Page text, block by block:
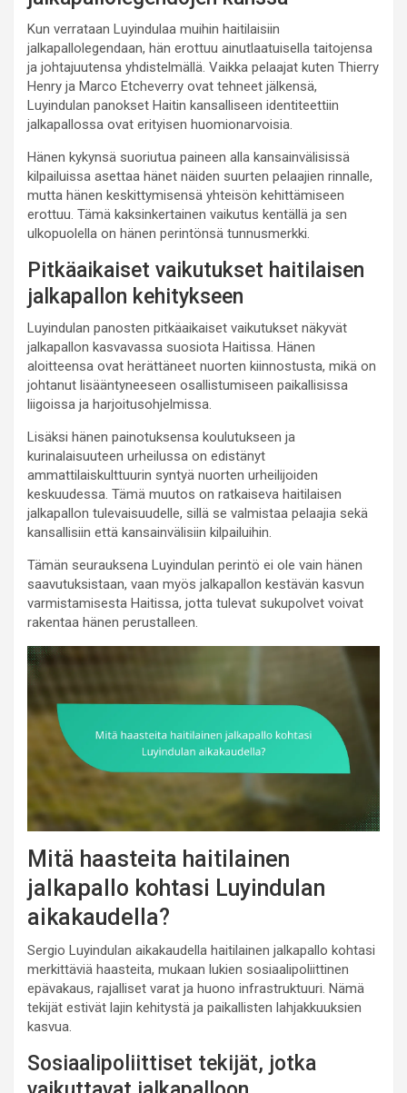
Kun verrataan Luyindulaa muihin haitilaisiin
jalkapallolegendaan, hän erottuu ainutlaatuisella taitojensa
ja johtajuutensa yhdistelmällä. Vaikka pelaajat kuten Thierry
Henry ja Marco Etcheverry ovat tehneet jälkensä,
Luyindulan panokset Haitin kansalliseen identiteettiin
jalkapallossa ovat erityisen huomionarvoisia.
Hänen kykynsä suoriutua paineen alla kansainvälisissä
kilpailuissa asettaa hänet näiden suurten pelaajien rinnalle,
mutta hänen keskittymisensä yhteisön kehittämiseen
erottuu. Tämä kaksinkertainen vaikutus kentällä ja sen
ulkopuolella on hänen perintönsä tunnusmerkki.
Pitkäaikaiset vaikutukset haitilaisen
jalkapallon kehitykseen
Luyindulan panosten pitkäaikaiset vaikutukset näkyvät
jalkapallon kasvavassa suosiota Haitissa. Hänen
aloitteensa ovat herättäneet nuorten kiinnostusta, mikä on
johtanut lisääntyneeseen osallistumiseen paikallisissa
liigoissa ja harjoitusohjelmissa.
Lisäksi hänen painotuksensa koulutukseen ja
kurinalaisuuteen urheilussa on edistänyt
ammattilaiskulttuurin syntyä nuorten urheilijoiden
keskuudessa. Tämä muutos on ratkaiseva haitilaisen
jalkapallon tulevaisuudelle, sillä se valmistaa pelaajia sekä
kansallisiin että kansainvälisiin kilpailuihin.
Tämän seurauksena Luyindulan perintö ei ole vain hänen
saavutuksistaan, vaan myös jalkapallon kestävän kasvun
varmistamisesta Haitissa, jotta tulevat sukupolvet voivat
rakentaa hänen perustalleen.
Mitä haasteita haitilainen
jalkapallo kohtasi Luyindulan
aikakaudella?
Sergio Luyindulan aikakaudella haitilainen jalkapallo kohtasi
merkittäviä haasteita, mukaan lukien sosiaalipoliittinen
epävakaus, rajalliset varat ja huono infrastruktuuri. Nämä
tekijät estivät lajin kehitystä ja paikallisten lahjakkuuksien
kasvua.
Sosiaalipoliittiset tekijät, jotka